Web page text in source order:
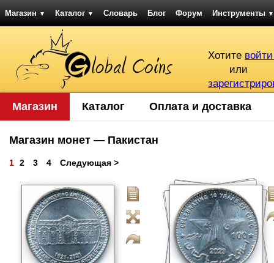
Магазин ▼ Каталог ▼ Словарь Блог Форум Инструменты ▼
Хотите
или
Магазин Каталог Оплата и доставка
Магазин монет — Пакистан
1 2 3 4 Следующая >